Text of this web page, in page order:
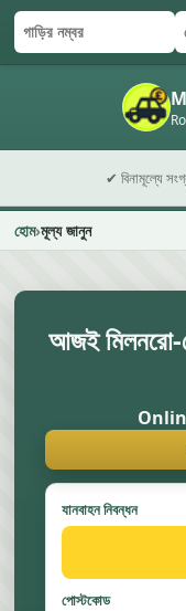
✔ বিনামূল্যে
হোম মূল্য জানুন
আজই মিলনরো-
যানবাহন নিবন্ধন
পোস্টকোড